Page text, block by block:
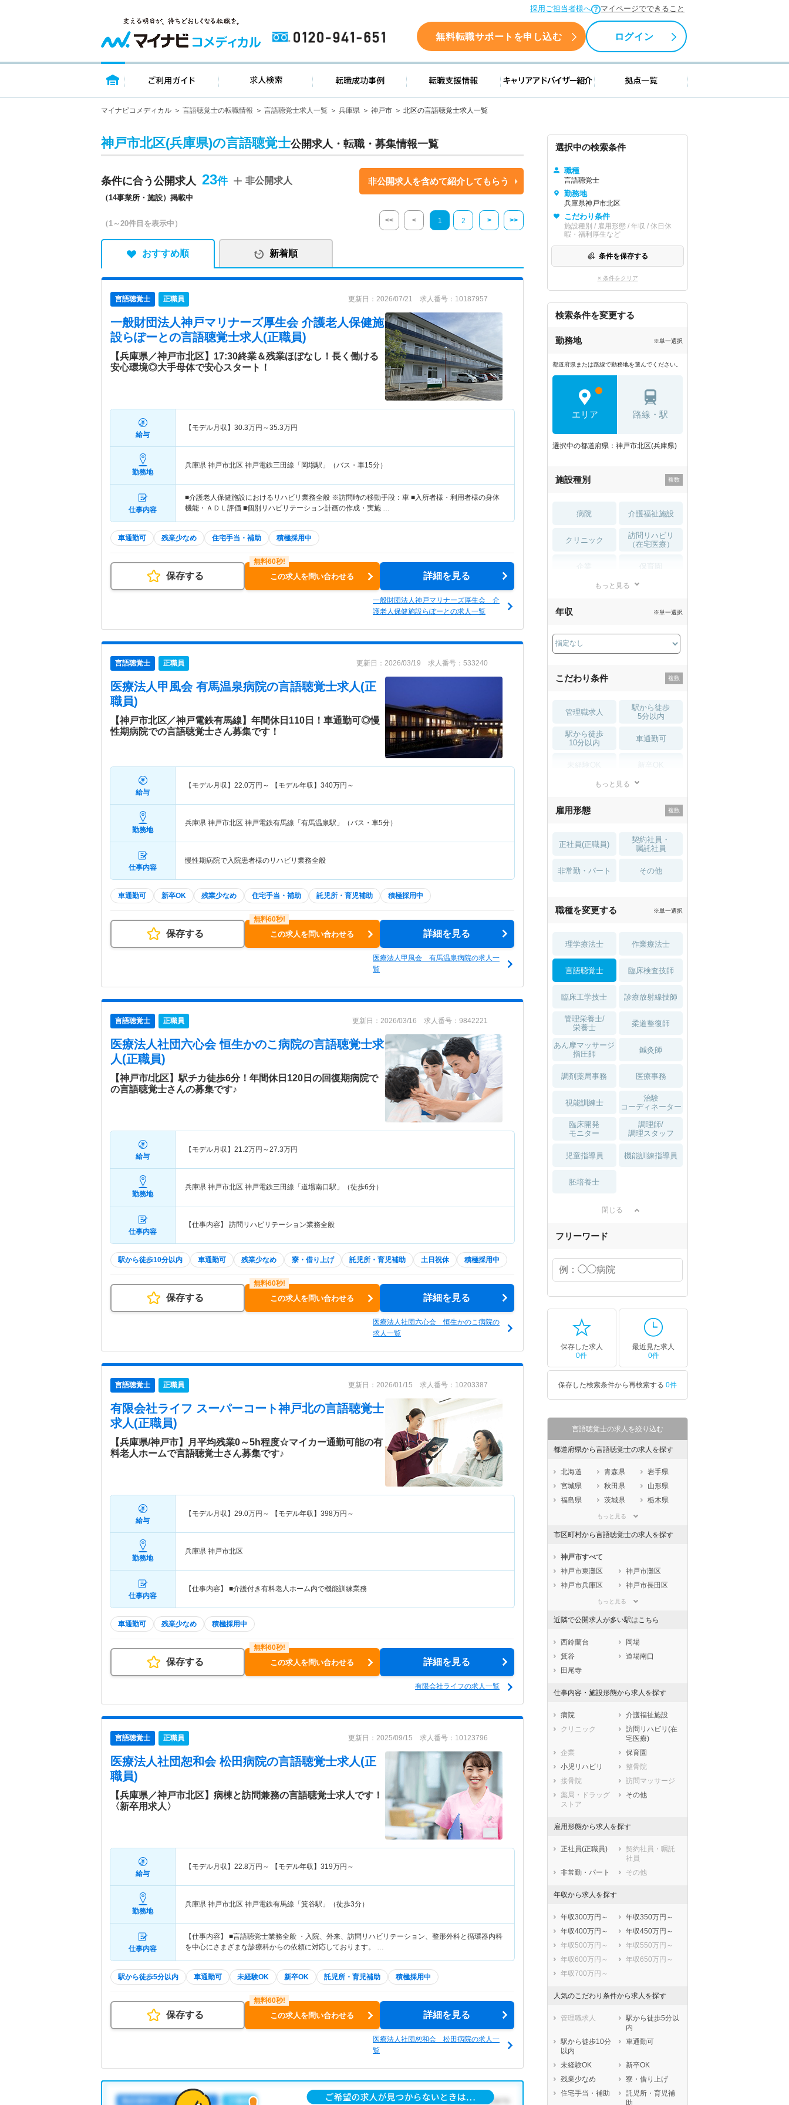
採用ご担当者様へ マイページでできること
0120-941-651 無料転職サポートを申し込む ログイン
トップページ ご利用ガイド 求人検索 転職成功事例 転職支援情報 キャリアアドバイザー紹介 拠点一覧
マイナビコメディカル 言語聴覚士の転職情報 言語聴覚士求人一覧 兵庫県 神戸市 北区の言語聴覚士求人一覧
神戸市北区(兵庫県)の言語聴覚士公開求人・転職・募集情報一覧
条件に合う公開求人 23
（14事業所・施設）掲載中
非公開求人 非公開求人を含めて紹介してもらう
（1～20件目を表示中） << < 1 2 > >>
おすすめ順 新着順
言語聴覚士 正職員 更新日：2026/07/21 求人番号：10187957
一般財団法人神戸マリナーズ厚生会 介護老人保健施
設らぽーとの言語聴覚士求人(正職員)
【兵庫県／神戸市北区】17:30終業＆残業ほぼなし！長く働ける
安心環境◎大手母体で安心スタート！
給与
【モデル月収】 30.3万円～35.3万円
勤務地
兵庫県 神戸市北区 神戸電鉄三田線「岡場駅」（バス・車15分）
仕事内容
■介護老人保健施設におけるリハビリ業務全般 ※訪問時の移動手段：車 ■入所者様・利用者様の身体
機能・ＡＤＬ評価 ■個別リハビリテーション計画の作成・実施 …
車通勤可 残業少なめ 住宅手当・補助 積極採用中
保存する この求人を問い合わせる 詳細を見る
一般財団法人神戸マリナーズ厚生会 介
護老人保健施設らぽーとの求人一覧
言語聴覚士 正職員 更新日：2026/03/19 求人番号：533240
医療法人甲風会 有馬温泉病院の言語聴覚士求人(正
職員)
【神戸市北区／神戸電鉄有馬線】年間休日110日！車通勤可◎慢
性期病院での言語聴覚士さん募集です！
給与
【モデル月収】 22.0万円～ 【モデル年収】 340万円～
勤務地
兵庫県 神戸市北区 神戸電鉄有馬線「有馬温泉駅」（バス・車5分）
仕事内容
慢性期病院で入院患者様のリハビリ業務全般
車通勤可 新卒OK 残業少なめ 住宅手当・補助 託児所・育児補助 積極採用中
保存する この求人を問い合わせる 詳細を見る
医療法人甲風会 有馬温泉病院の求人一
覧
言語聴覚士 正職員 更新日：2026/03/16 求人番号：9842221
医療法人社団六心会 恒生かのこ病院の言語聴覚士求
人(正職員)
【神戸市/北区】駅チカ徒歩6分！年間休日120日の回復期病院で
の言語聴覚士さんの募集です♪
給与
【モデル月収】 21.2万円～27.3万円
勤務地
兵庫県 神戸市北区 神戸電鉄三田線「道場南口駅」（徒歩6分）
仕事内容
【仕事内容】 訪問リハビリテーション業務全般
駅から徒歩10分以内 車通勤可 残業少なめ 寮・借り上げ 託児所・育児補助 土日祝休 積極採用中
保存する この求人を問い合わせる 詳細を見る
医療法人社団六心会 恒生かのこ病院の
求人一覧
言語聴覚士 正職員 更新日：2026/01/15 求人番号：10203387
有限会社ライフ スーパーコート神戸北の言語聴覚士
求人(正職員)
【兵庫県/神戸市】月平均残業0～5h程度☆マイカー通勤可能の有
料老人ホームで言語聴覚士さん募集です♪
給与
【モデル月収】 29.0万円～ 【モデル年収】 398万円～
勤務地
兵庫県 神戸市北区
仕事内容
【仕事内容】 ■介護付き有料老人ホーム内で機能訓練業務
車通勤可 残業少なめ 積極採用中
保存する この求人を問い合わせる 詳細を見る
有限会社ライフの求人一覧
言語聴覚士 正職員 更新日：2025/09/15 求人番号：10123796
医療法人社団恕和会 松田病院の言語聴覚士求人(正
職員)
【兵庫県／神戸市北区】病棟と訪問兼務の言語聴覚士求人です！
〈新卒用求人〉
給与
【モデル月収】 22.8万円～ 【モデル年収】 319万円～
勤務地
兵庫県 神戸市北区 神戸電鉄有馬線「箕谷駅」（徒歩3分）
仕事内容
【仕事内容】 ■言語聴覚士業務全般 ・入院、外来、訪問リハビリテーション、整形外科と循環器内科
を中心にさまざまな診療科からの依頼に対応しております。 …
駅から徒歩5分以内 車通勤可 未経験OK 新卒OK 託児所・育児補助 積極採用中
保存する この求人を問い合わせる 詳細を見る
医療法人社団恕和会 松田病院の求人一
覧
選択中の検索条件
職種
言語聴覚士
勤務地
兵庫県神戸市北区
こだわり条件
施設種別 / 雇用形態 / 年収 / 休日休
暇・福利厚生など
条件を保存する
× 条件をクリア
検索条件を変更する
勤務地 ※単一選択
都道府県または路線で勤務地を選んでください。
エリア 路線・駅
選択中の都道府県：神戸市北区(兵庫県)
施設種別
病院 介護福祉施設
クリニック
訪問リハビリ
（在宅医療）
薬局・
もっと見る
年収 ※単一選択
こだわり条件
管理職求人
駅から徒歩
5分以内
駅から徒歩
10分以内
車通勤可
住宅手当・補助
土日祝休 無資格 OK
積極採用中 WEB面接OK
もっと見る
雇用形態
正社員(正職員)
契約社員・
嘱託社員
非常勤・パート その他
職種を変更する ※単一選択
理学療法士 作業療法士
言語聴覚士 臨床検査技師
臨床工学技士 診療放射線技師
管理栄養士/
栄養士
柔道整復師
あん摩マッサージ
指圧師
鍼灸師
調剤薬局事務 医療事務
視能訓練士
治験
コーディネーター
臨床開発
モニター
調理師/
調理スタッフ
児童指導員 機能訓練指導員
胚培養士
閉じる
フリーワード
保存した求人
0件
最近見た求人
0件
保存した検索条件から再検索する 0件
言語聴覚士の求人を絞り込む
都道府県から言語聴覚士の求人を探す
北海道 青森県
岩手県
宮城県
秋田県
山形県
福島県
茨城県
栃木県
埼玉県
石川県
静岡県
愛知県
三重県
滋賀県
京都府
大阪府
奈良県
香川県
愛媛県
福岡県
佐賀県
長崎県
熊本県
もっと見る
市区町村から言語聴覚士の求人を探す
神戸市すべて
神戸市東灘区
神戸市灘区
神戸市兵庫区
神戸市長田区
神戸市須磨区
神戸市垂水区
市部
姫路市
尼崎市
明石市
伊丹市
相生市
豊岡市
加古川市
赤穂市
西脇市
三木市
高砂市
川西市
小野市
三田市
加西市
丹波篠山市
養父市
丹波市
淡路市
宍粟市
川辺郡猪名川町
多可郡多可町
加古郡稲美町
加古郡播磨町
神崎郡神河町
もっと見る
近隣で公開求人が多い駅はこちら
西鈴蘭台
岡場
箕谷
道場南口
田尾寺
仕事内容・施設形態から求人を探す
病院
介護福祉施設
クリニック
訪問リハビリ(在
宅医療)
企業
保育園
小児リハビリ
整骨院
接骨院
訪問マッサージ
薬局・ドラッグ
ストア
その他
雇用形態から求人を探す
正社員(正職員)
契約社員・嘱託
社員
非常勤・パート
その他
年収から求人を探す
年収300万円～
年収350万円～
年収400万円～
年収450万円～
年収500万円～
年収550万円～
年収600万円～
年収650万円～
年収700万円～
人気のこだわり条件から求人を探す
管理職求人
駅から徒歩5分以
内
駅から徒歩10分
以内
車通勤可
未経験OK
新卒OK
残業少なめ
寮・借り上げ
住宅手当・補助
託児所・育児補
助